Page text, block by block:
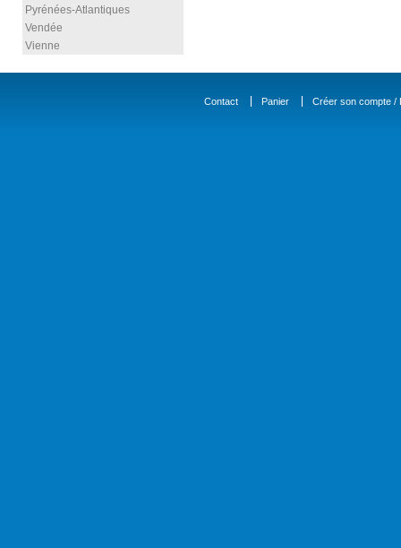
Pyrénées-Atlantiques
Vendée
Vienne
Contact Panier Créer son compte /